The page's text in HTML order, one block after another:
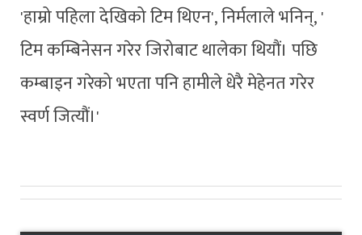
'हाम्रो पहिला देखिको टिम थिएन', निर्मलाले भनिन्, '
टिम कम्बिनेसन गरेर जिरोबाट थालेका थियौं। पछि
कम्बाइन गरेको भएता पनि हामीले धेरै मेहेनत गरेर
स्वर्ण जित्यौं।'